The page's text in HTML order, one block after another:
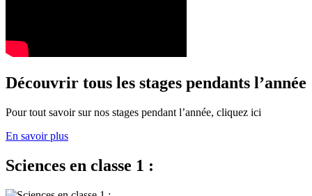
Découvrir tous les stages pendants l’année
Pour tout savoir sur nos stages pendant l’année, cliquez ici
En savoir plus
Sciences en classe 1 :